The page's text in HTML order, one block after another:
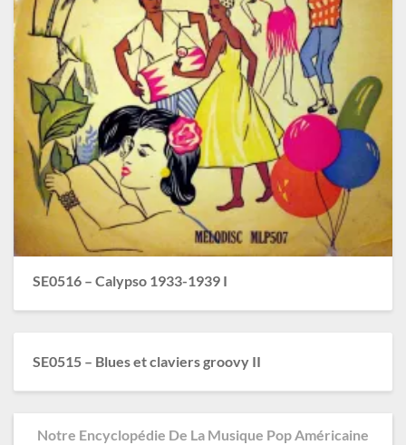
SE0516 – Calypso 1933-1939 I
SE0515 – Blues et claviers groovy II
Notre Encyclopédie De La Musique Pop Américaine